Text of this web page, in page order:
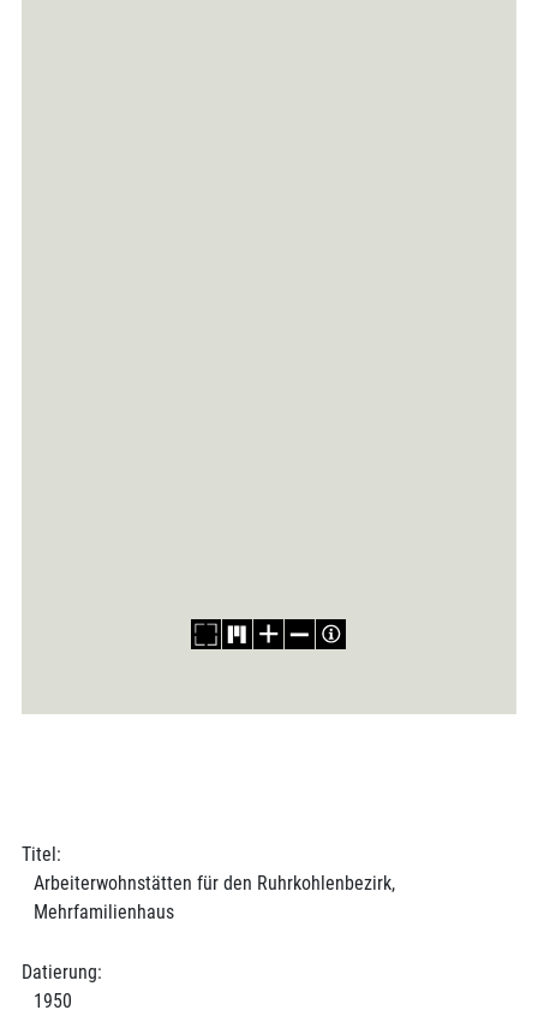
Titel:
Arbeiterwohnstätten für den Ruhrkohlenbezirk,
Mehrfamilienhaus
Datierung:
1950